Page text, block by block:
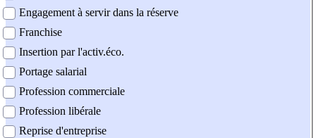
Engagement à servir dans la réserve
Franchise
Insertion par l'activ.éco.
Portage salarial
Profession commerciale
Profession libérale
Reprise d'entreprise